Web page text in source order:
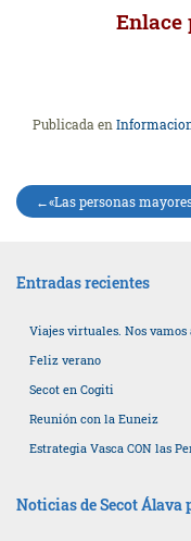
Enlace
Publicada en
Navegación
«Las personas mayores de hoy poco se parecen a las del siglo
Entradas recientes
Viajes virtuales. Nos vamos
Feliz verano
Secot en Cogiti
Reunión con la Euneiz
Estrategia Vasca CON las
Noticias de Secot Álava